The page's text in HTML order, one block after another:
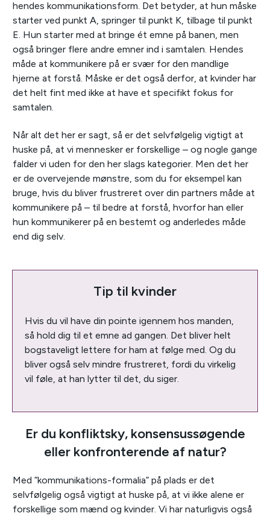
hendes kommunikationsform. Det betyder, at hun måske
starter ved punkt A, springer til punkt K, tilbage til punkt
E. Hun starter med at bringe ét emne på banen, men
også bringer flere andre emner ind i samtalen. Hendes
måde at kommunikere på er svær for den mandlige
hjerne at forstå. Måske er det også derfor, at kvinder har
det helt fint med ikke at have et specifikt fokus for
samtalen.
Når alt det her er sagt, så er det selvfølgelig vigtigt at
huske på, at vi mennesker er forskellige – og nogle gange
falder vi uden for den her slags kategorier. Men det her
er de overvejende mønstre, som du for eksempel kan
bruge, hvis du bliver frustreret over din partners måde at
kommunikere på – til bedre at forstå, hvorfor han eller
hun kommunikerer på en bestemt og anderledes måde
end dig selv.
Tip til kvinder
Hvis du vil have din pointe igennem hos manden,
så hold dig til et emne ad gangen. Det bliver helt
bogstaveligt lettere for ham at følge med. Og du
bliver også selv mindre frustreret, fordi du virkelig
vil føle, at han lytter til det, du siger.
Er du konfliktsky, konsensussøgende
eller konfronterende af natur?
Med ”kommunikations-formalia” på plads er det
selvfølgelig også vigtigt at huske på, at vi ikke alene er
forskellige som mænd og kvinder. Vi har naturligvis også